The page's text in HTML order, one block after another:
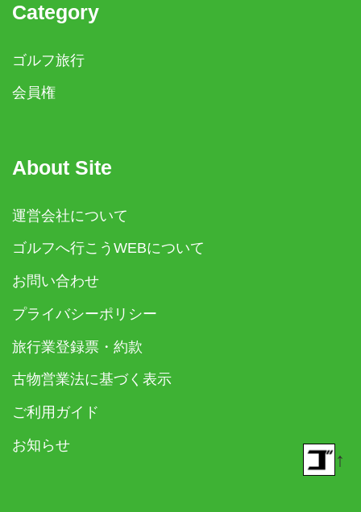
Category
ゴルフ旅行
会員権
About Site
運営会社について
ゴルフへ行こうWEBについて
お問い合わせ
プライバシーポリシー
旅行業登録票・約款
古物営業法に基づく表示
ご利用ガイド
お知らせ
↑